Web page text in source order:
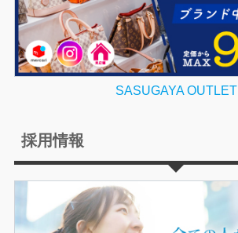
SASUGAYA OUTLET
採用情報